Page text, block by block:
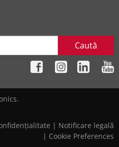
Caută
| Notificare legală
| Cookie Preferences